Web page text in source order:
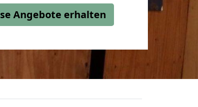
Angebote erhalten